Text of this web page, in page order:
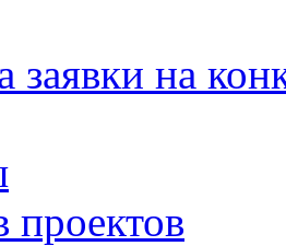
заявки на
проектов